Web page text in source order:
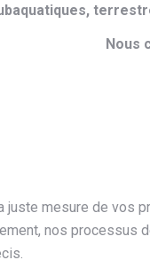
Nous
mesure de vos
nos processus